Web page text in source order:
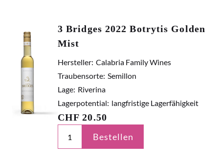
3 Bridges 2022 Botrytis Golden
Mist
Hersteller: Calabria Family Wines
Traubensorte: Semillon
Lage: Riverina
Lagerpotential: langfristige Lagerfähigkeit
CHF20.50
Bestellen